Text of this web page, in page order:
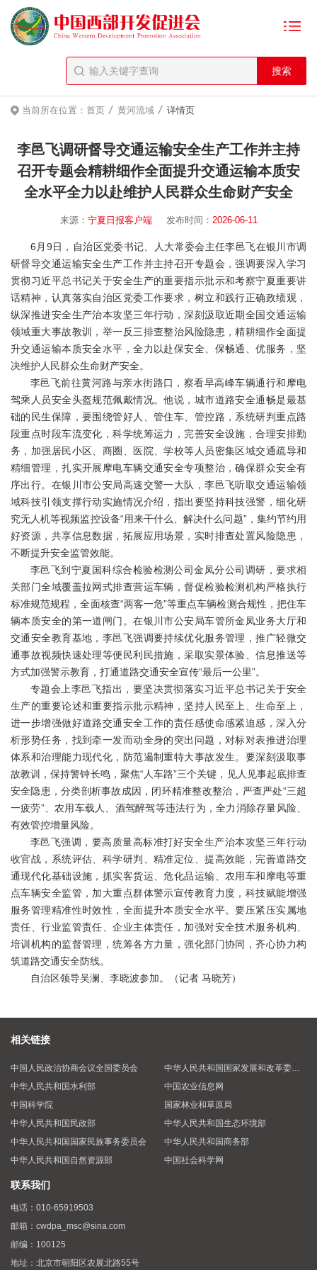
当前所在位置： 首页 / 黄河流域 / 详情页
李邑飞调研督导交通运输安全生产工作并主持
召开专题会精耕细作全面提升交通运输本质安
全水平全力以赴维护人民群众生命财产安全
来源： 宁夏日报客户端 发布时间： 2026-06-11
6月9日，自治区党委书记、人大常委会主任李邑飞在银川市调
研督导交通运输安全生产工作并主持召开专题会，强调要深入学习
贯彻习近平总书记关于安全生产的重要指示批示和考察宁夏重要讲
话精神，认真落实自治区党委工作要求，树立和践行正确政绩观，
纵深推进安全生产治本攻坚三年行动，深刻汲取近期全国交通运输
领域重大事故教训，举一反三排查整治风险隐患，精耕细作全面提
升交通运输本质安全水平，全力以赴保安全、保畅通、优服务，坚
决维护人民群众生命财产安全。
李邑飞前往黄河路与亲水街路口，察看早高峰车辆通行和摩电
驾乘人员安全头盔规范佩戴情况。他说，城市道路安全通畅是最基
础的民生保障，要围绕管好人、管住车、管控路，系统研判重点路
段重点时段车流变化，科学统筹运力，完善安全设施，合理安排勤
务，加强居民小区、商圈、医院、学校等人员密集区域交通疏导和
精细管理，扎实开展摩电车辆交通安全专项整治，确保群众安全有
序出行。在银川市公安局高速交警一大队，李邑飞听取交通运输领
域科技引领支撑行动实施情况介绍，指出要坚持科技强警，细化研
究无人机等视频监控设备“用来干什么、解决什么问题”，集约节约用
好资源，共享信息数据，拓展应用场景，实时排查处置风险隐患，
不断提升安全监管效能。
李邑飞到宁夏国科综合检验检测公司金凤分公司调研，要求相
关部门全域覆盖拉网式排查营运车辆，督促检验检测机构严格执行
标准规范规程，全面核查“两客一危”等重点车辆检测合规性，把住车
辆本质安全的第一道闸门。在银川市公安局车管所金凤业务大厅和
交通安全教育基地，李邑飞强调要持续优化服务管理，推广轻微交
通事故视频快速处理等便民利民措施，采取实景体验、信息推送等
方式加强警示教育，打通道路交通安全宣传“最后一公里”。
专题会上李邑飞指出，要坚决贯彻落实习近平总书记关于安全
生产的重要论述和重要指示批示精神，坚持人民至上、生命至上，
进一步增强做好道路交通安全工作的责任感使命感紧迫感，深入分
析形势任务，找到牵一发而动全身的突出问题，对标对表推进治理
体系和治理能力现代化，防范遏制重特大事故发生。要深刻汲取事
故教训，保持警钟长鸣，聚焦“人车路”三个关键，见人见事起底排查
安全隐患，分类剖析事故成因，闭环精准整改整治，严查严处“三超
一疲劳”、农用车载人、酒驾醉驾等违法行为，全力消除存量风险、
有效管控增量风险。
李邑飞强调，要高质量高标准打好安全生产治本攻坚三年行动
收官战，系统评估、科学研判、精准定位、提高效能，完善道路交
通现代化基础设施，抓实客货运、危化品运输、农用车和摩电等重
点车辆安全监管，加大重点群体警示宣传教育力度，科技赋能增强
服务管理精准性时效性，全面提升本质安全水平。要压紧压实属地
责任、行业监管责任、企业主体责任，加强对安全技术服务机构、
培训机构的监督管理，统筹各方力量，强化部门协同，齐心协力构
筑道路交通安全防线。
自治区领导吴澜、李晓波参加。（记者 马晓芳）
相关链接
中国人民政治协商会议全国委员会
中华人民共和国国家发展和改革委员会
中华人民共和国水利部
中国农业信息网
中国科学院
国家林业和草原局
中华人民共和国民政部
中华人民共和国生态环境部
中华人民共和国国家民族事务委员会
中华人民共和国商务部
中华人民共和国自然资源部
中国社会科学网
联系我们
电话： 010-65919503
邮箱： cwdpa_msc@sina.com
邮编： 100125
地址： 北京市朝阳区农展北路55号